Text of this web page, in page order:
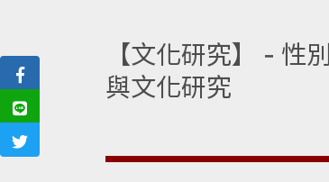
【文化研究】 - 性別
與文化研究